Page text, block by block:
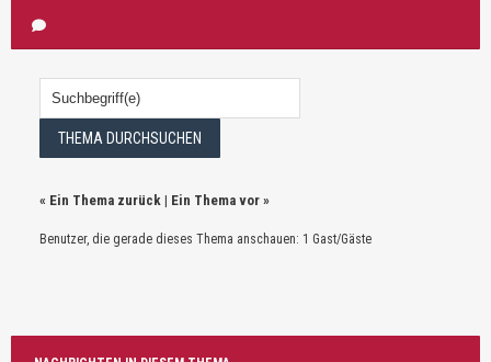
« Ein Thema zurück | Ein Thema vor »
Benutzer, die gerade dieses Thema anschauen: 1 Gast/Gäste